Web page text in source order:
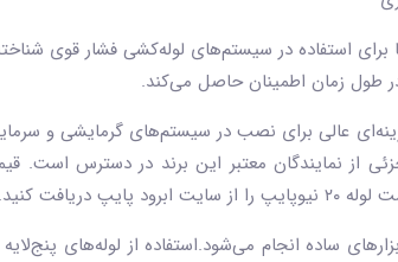
استفاده در سیستم‌های لوله‌کشی فشار قوی
در طول زمان اطمینان حاصل می‌کند.
عالی برای نصب در سیستم‌های گرمایشی و
نیز به‌صورت عمده و جزئی از نمایندگان معتبر این برند در دسترس
کنید.